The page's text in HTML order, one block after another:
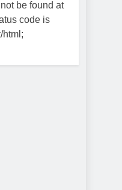
be found at
code is
html;